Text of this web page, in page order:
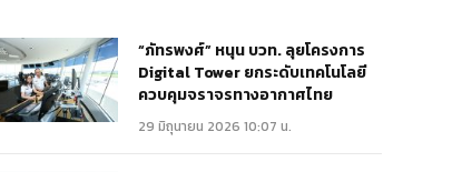
“ภัทรพงศ์” หนุน บวท. ลุยโครงการ
Digital Tower ยกระดับเทคโนโลยี
ควบคุมจราจรทางอากาศไทย
29 มิถุนายน 2026 10:07 น.